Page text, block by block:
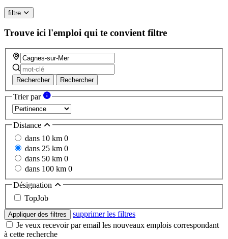
filtre
Trouve ici l'emploi qui te convient filtre
Rechercher Rechercher
Trier par
Distance
dans 10 km 0
dans 25 km 0
dans 50 km 0
dans 100 km 0
Désignation
TopJob
Appliquer des filtres
supprimer les filtres
Je veux recevoir par email les nouveaux emplois correspondant
à cette recherche